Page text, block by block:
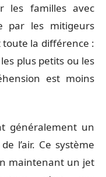
les familles avec
par les mitigeurs
la différence :
plus petits ou les
est moins
généralement un
l’air. Ce système
maintenant un jet